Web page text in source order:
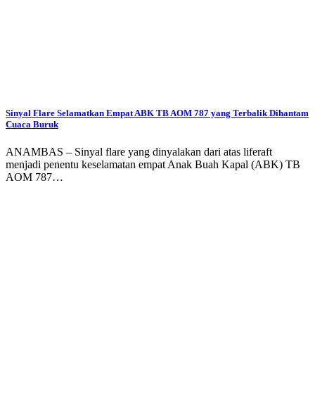
Sinyal Flare Selamatkan Empat ABK TB AOM 787 yang Terbalik Dihantam
Cuaca Buruk
ANAMBAS – Sinyal flare yang dinyalakan dari atas liferaft
menjadi penentu keselamatan empat Anak Buah Kapal (ABK) TB
AOM 787…